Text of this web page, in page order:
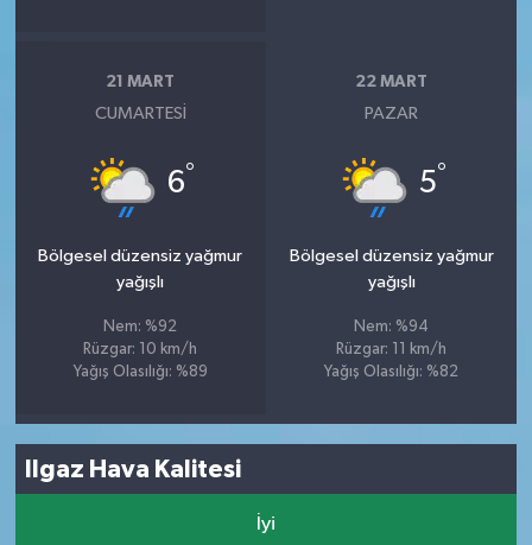
21 MART
CUMARTESI
6°
Bölgesel düzensiz yağmur
yağışlı
Nem: %92
Rüzgar: 10 km/h
Yağış Olasılığı: %89
22 MART
PAZAR
5°
Bölgesel düzensiz yağmur
yağışlı
Nem: %94
Rüzgar: 11 km/h
Yağış Olasılığı: %82
Ilgaz Hava Kalitesi
İyi